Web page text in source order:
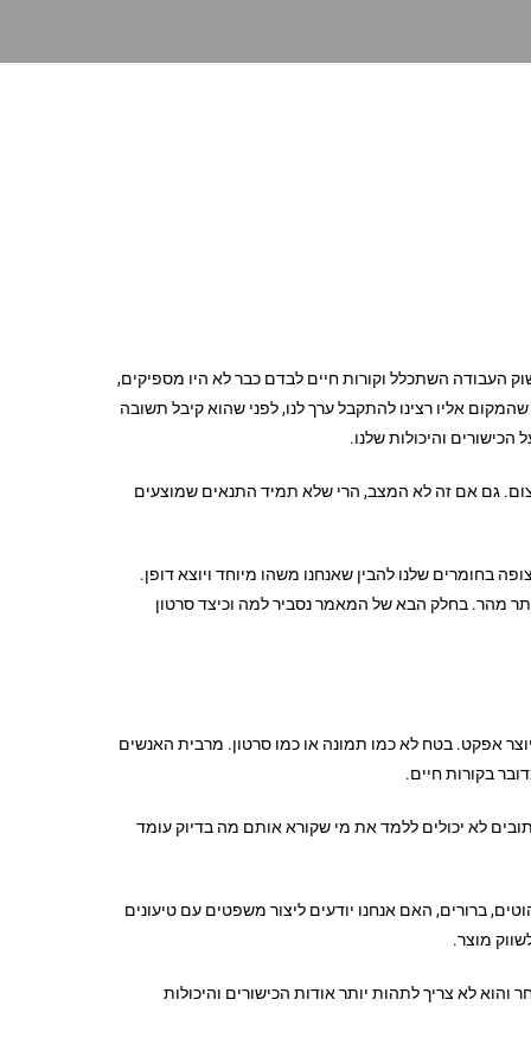
העבודה השתכלל וקורות חיים לבדם כבר לא היו מספיקים,
אליו רצינו להתקבל ערך לנו, לפני שהוא קיבל תשובה
והיכולות שלנו.
גם אם זה לא המצב, הרי שלא תמיד התנאים שמוצעים
בחומרים שלנו להבין שאנחנו משהו מיוחד ויוצא דופן.
מהר. בחלק הבא של המאמר נסביר למה וכיצד סרטון
הוא לא מושך את העין ולא יוצר אפקט. בטח לא כמו תמונה או כמו סרטון. מרבית האנשים
בקורות חיים.
לא יכולים ללמד את מי שקורא אותם מה בדיוק עומד
ברורים, האם אנחנו יודעים ליצור משפטים עם טיעונים
מוצר.
והוא לא צריך לתהות יותר אודות הכישורים והיכולות